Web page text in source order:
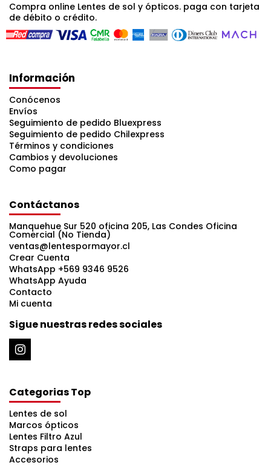
Compra online Lentes de sol y ópticos. paga con tarjeta
de débito o crédito.
Información
Conócenos
Envíos
Seguimiento de pedido Bluexpress
Seguimiento de pedido Chilexpress
Términos y condiciones
Cambios y devoluciones
Como pagar
Contáctanos
Manquehue Sur 520 oficina 205, Las Condes Oficina
Comercial (No Tienda)
ventas@lentespormayor.cl
Crear Cuenta
WhatsApp +569 9346 9526
WhatsApp Ayuda
Contacto
Mi cuenta
Sigue nuestras redes sociales
Categorias Top
Lentes de sol
Marcos ópticos
Lentes Filtro Azul
Straps para lentes
Accesorios